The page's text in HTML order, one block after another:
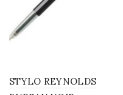
STYLO REYNOLDS